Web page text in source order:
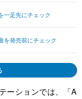
ブログ
その他
一足先にチェック
を発売前にチェック
ーションでは、「A